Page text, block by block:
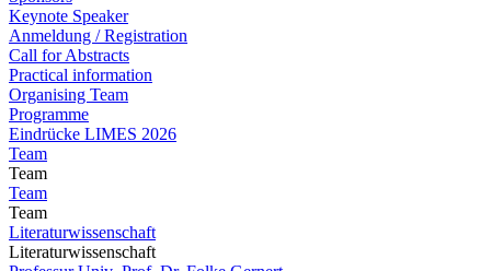
Keynote Speaker
Anmeldung / Registration
Call for Abstracts
Practical information
Organising Team
Programme
Eindrücke LIMES 2026
Team
Team
Team
Team
Literaturwissenschaft
Literaturwissenschaft